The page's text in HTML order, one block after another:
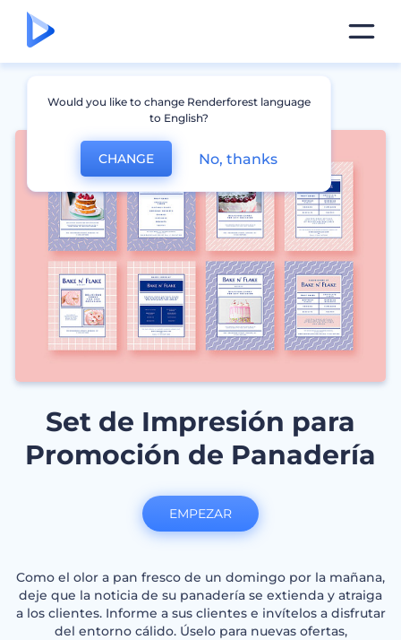
Set de Impresión para
Promoción de Panadería
Como el olor a pan fresco de un domingo por la mañana,
deje que la noticia de su panadería se extienda y atraiga
a los clientes. Informe a sus clientes e invítelos a disfrutar
del entorno cálido. Úselo para nuevas ofertas,
EMPEZAR
Would you like to change Renderforest language
to English?
CHANGE No, thanks